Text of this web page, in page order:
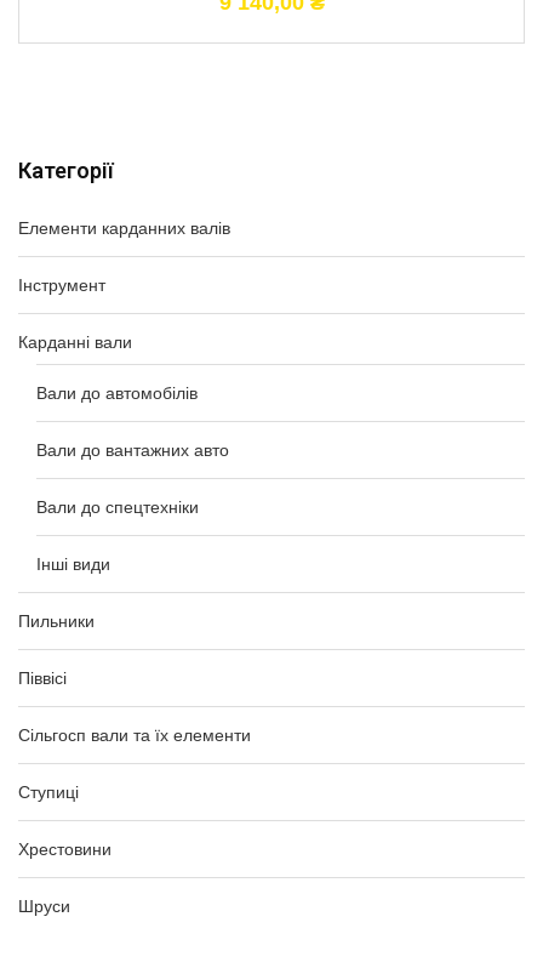
Категорії
Елементи карданних валів
Інструмент
Карданні вали
Вали до автомобілів
Вали до вантажних авто
Вали до спецтехніки
Інші види
Пильники
Піввісі
Сільгосп вали та їх елементи
Ступиці
Хрестовини
Шруси